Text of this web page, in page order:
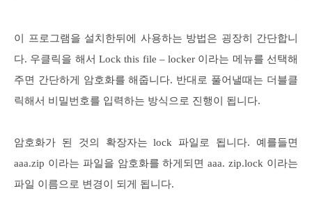
이 프로그램을 설치한뒤에 사용하는 방법은 굉장히 간단합니
다. 우클릭을 해서 Lock this file – locker 이라는 메뉴를 선택해
주면 간단하게 암호화를 해줍니다. 반대로 풀어낼때는 더블클
릭해서 비밀번호를 입력하는 방식으로 진행이 됩니다.
암호화가 된 것의 확장자는 lock 파일로 됩니다. 예를들면
aaa.zip 이라는 파일을 암호화를 하게되면 aaa. zip.lock 이라는
파일 이름으로 변경이 되게 됩니다.